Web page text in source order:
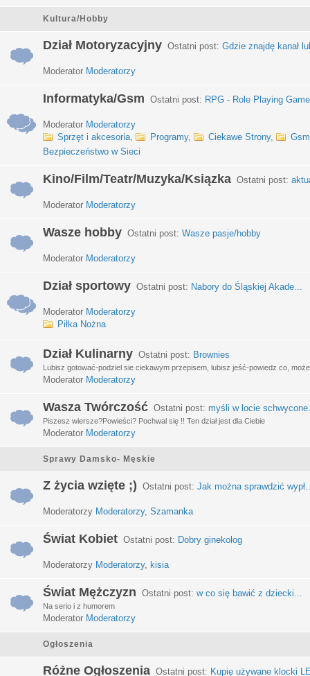
Kultura/Hobby
Dział Motoryzacyjny Ostatni post: Gdzie znajdę kanał
Moderator Moderatorzy
Informatyka/Gsm Ostatni post: RPG - Role Playing
Moderator Moderatorzy
Sprzęt i akcesoria, Programy, Ciekawe Strony,
Gsm
Bezpieczeństwo w Sieci
Kino/Film/Teatr/Muzyka/Ksiązka Ostatni post:
Moderator Moderatorzy
Wasze hobby Ostatni post: Wasze pasje/hobby
Moderator Moderatorzy
Dział sportowy Ostatni post: Nabory do Śląskiej Akade...
Moderator Moderatorzy
Piłka Nożna
Dział Kulinarny Ostatni post: Brownies
Lubisz gotować-podziel sie ciekawym przepisem, lubisz jeść-powiedz co,
Moderator Moderatorzy
Wasza Twórczość Ostatni post: myśli w locie
Piszesz wiersze?Powieści? Pochwal się !! Ten dział jest dla Ciebie
Moderator Moderatorzy
Sprawy Damsko- Męskie
Z życia wzięte ;) Ostatni post: Jak można sprawdzić
Moderatorzy Moderatorzy, Szamanka
Świat Kobiet Ostatni post: Dobry ginekolog
Moderatorzy Moderatorzy, kisia
Świat Mężczyzn Ostatni post: w co się bawić z dziecki...
Na serio i z humorem
Moderator Moderatorzy
Ogłoszenia
Różne Ogłoszenia Ostatni post: Kupię używane klocki